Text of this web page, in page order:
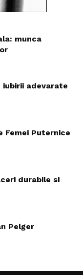
munca
iubirii adevarate
Femei Puternice
durabile si
Pelger